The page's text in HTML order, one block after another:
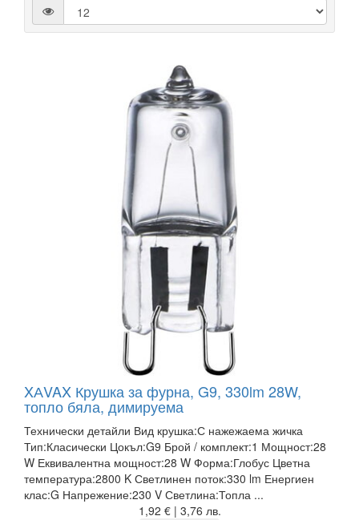
XАVAX Крушка за фурна, G9, 330lm 28W,
топло бяла, димируема
Технически детайли Вид крушка:С нажежаема жичка
Тип:Класически Цокъл:G9 Брой / комплект:1 Мощност:28
W Еквивалентна мощност:28 W Форма:Глобус Цветна
температура:2800 K Светлинен поток:330 lm Енергиен
клас:G Напрежение:230 V Светлина:Топла ...
1,92 € | 3,76 лв.